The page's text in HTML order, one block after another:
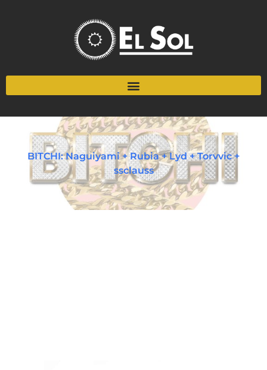
BITCHI: Naguiyami + Rubia + Lyd + Torvvic +
ssclauss